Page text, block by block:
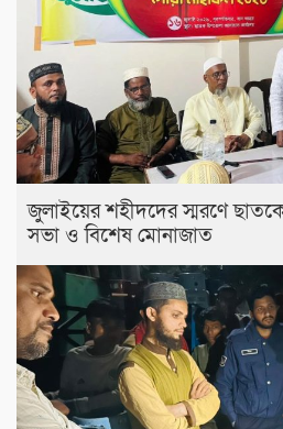
জুলাইয়ের শহীদদের স্মরণে
সভা ও বিশেষ মোনাজাত